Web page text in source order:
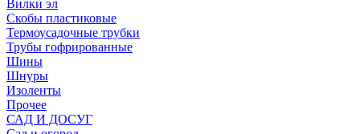
Вилки эл
Скобы пластиковые
Термоусадочные трубки
Трубы гофрированные
Шины
Шнуры
Изоленты
Прочее
САД И ДОСУГ